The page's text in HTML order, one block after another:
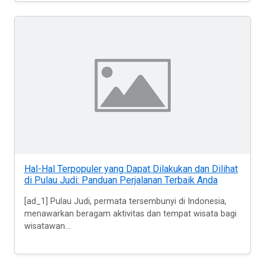
Hal-Hal Terpopuler yang Dapat Dilakukan dan Dilihat
di Pulau Judi: Panduan Perjalanan Terbaik Anda
[ad_1] Pulau Judi, permata tersembunyi di Indonesia,
menawarkan beragam aktivitas dan tempat wisata bagi
wisatawan...